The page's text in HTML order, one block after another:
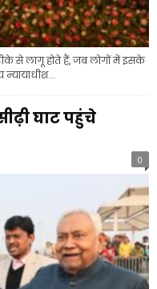
से लागू होते हैं, जब लोगों में इसके
न्यायाधीश...
घाट पहुंचे
0